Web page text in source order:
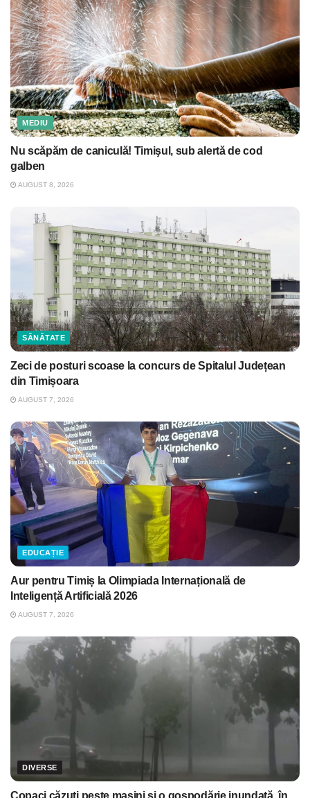
MEDIU
Nu scăpăm de caniculă! Timişul, sub alertă de cod
galben
AUGUST 8, 2026
SĂNĂTATE
Zeci de posturi scoase la concurs de Spitalul Județean
din Timișoara
AUGUST 7, 2026
EDUCAȚIE
Aur pentru Timiș la Olimpiada Internațională de
Inteligență Artificială 2026
AUGUST 7, 2026
DIVERSE
Copaci căzuți peste mașini și o gospodărie inundată, în